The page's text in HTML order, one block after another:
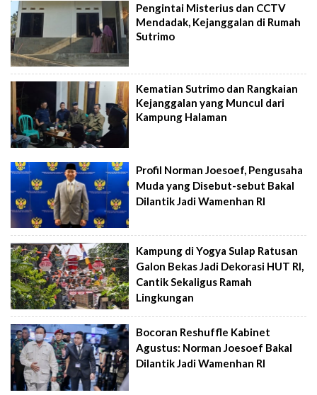
Pengintai Misterius dan CCTV
Mendadak, Kejanggalan di Rumah
Sutrimo
Kematian Sutrimo dan Rangkaian
Kejanggalan yang Muncul dari
Kampung Halaman
Profil Norman Joesoef, Pengusaha
Muda yang Disebut-sebut Bakal
Dilantik Jadi Wamenhan RI
Kampung di Yogya Sulap Ratusan
Galon Bekas Jadi Dekorasi HUT RI,
Cantik Sekaligus Ramah
Lingkungan
Bocoran Reshuffle Kabinet
Agustus: Norman Joesoef Bakal
Dilantik Jadi Wamenhan RI